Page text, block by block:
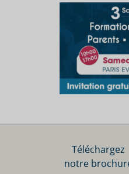
Téléchargez
notre